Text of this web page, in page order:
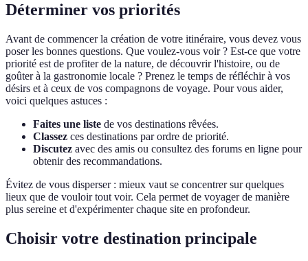
Déterminer vos priorités
Avant de commencer la création de votre itinéraire, vous devez vous
poser les bonnes questions. Que voulez-vous voir ? Est-ce que votre
priorité est de profiter de la nature, de découvrir l'histoire, ou de
goûter à la gastronomie locale ? Prenez le temps de réfléchir à vos
désirs et à ceux de vos compagnons de voyage. Pour vous aider,
voici quelques astuces :
Faites une liste de vos destinations rêvées.
Classez ces destinations par ordre de priorité.
Discutez avec des amis ou consultez des forums en ligne pour
obtenir des recommandations.
Évitez de vous disperser : mieux vaut se concentrer sur quelques
lieux que de vouloir tout voir. Cela permet de voyager de manière
plus sereine et d'expérimenter chaque site en profondeur.
Choisir votre destination principale